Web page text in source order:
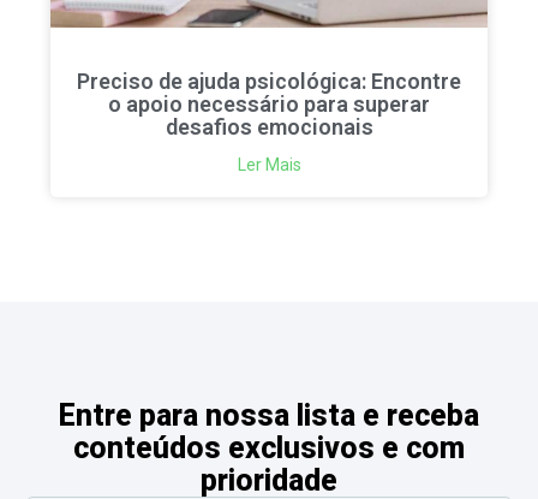
Preciso de ajuda psicológica: Encontre
o apoio necessário para superar
desafios emocionais
Ler Mais
Entre para nossa lista e receba
conteúdos exclusivos e com
prioridade